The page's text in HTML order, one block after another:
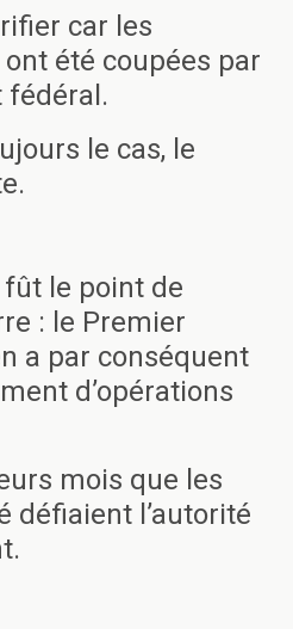
car les
été coupées par
fédéral.
le cas, le
le point de
: le Premier
a par conséquent
d’opérations
mois que les
défiaient l’autorité